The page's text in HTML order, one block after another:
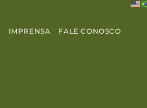
IMPRENSA FALE CONOSCO